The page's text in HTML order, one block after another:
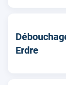
Erdre